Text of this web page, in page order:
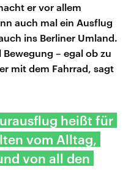
er vor allem
auch mal ein Ausflug
ins Berliner Umland.
– egal ob zu
mit dem Fahrrad, sagt
heißt für
vom Alltag,
von all den